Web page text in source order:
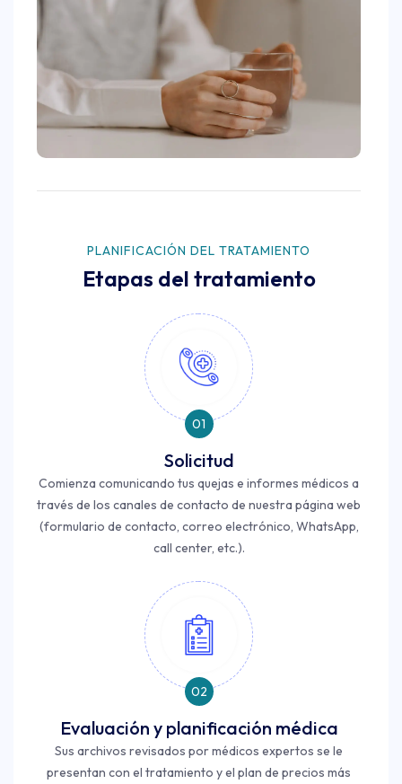
PLANIFICACIÓN DEL TRATAMIENTO
Etapas del tratamiento
01
Solicitud
Comienza comunicando tus quejas e informes médicos a
través de los canales de contacto de nuestra página web
(formulario de contacto, correo electrónico, WhatsApp,
call center, etc.).
02
Evaluación y planificación médica
Sus archivos revisados ​​por médicos expertos se le
presentan con el tratamiento y el plan de precios más